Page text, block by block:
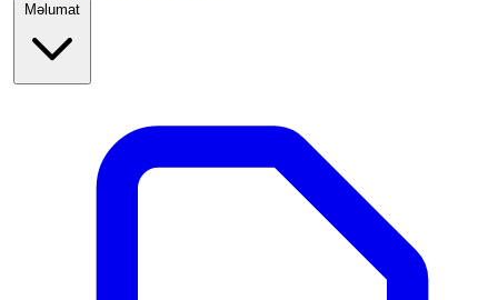
Məlumat